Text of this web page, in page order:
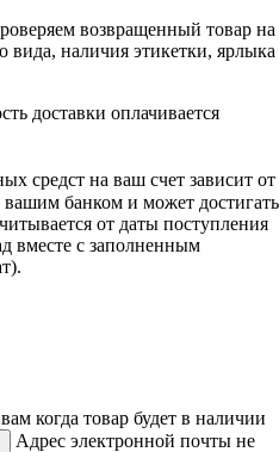
возвращенный товар на
вида, наличия этикетки, ярлыка
доставки оплачивается
средст на ваш счет зависит от
вашим банком и может достигать
от даты поступления
вместе с заполненным
когда товар будет в наличии
Адрес электронной почты не